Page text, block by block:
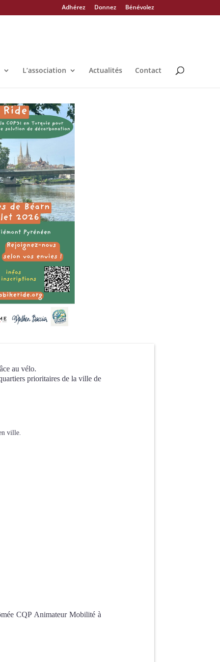
Adhérez Donnez Bénévolez
L’association Actualités Contact
au vélo.
prioritaires de la ville de
ville.
CQP Animateur Mobilité à